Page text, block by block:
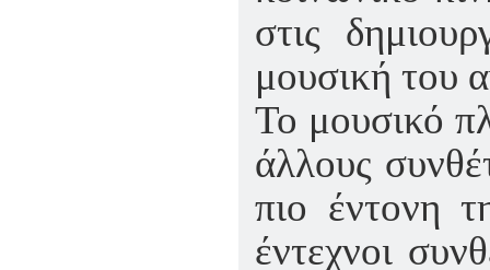
στις
μουσική του
Το μουσικό
άλλους
πιο έντονη
έντεχνοι